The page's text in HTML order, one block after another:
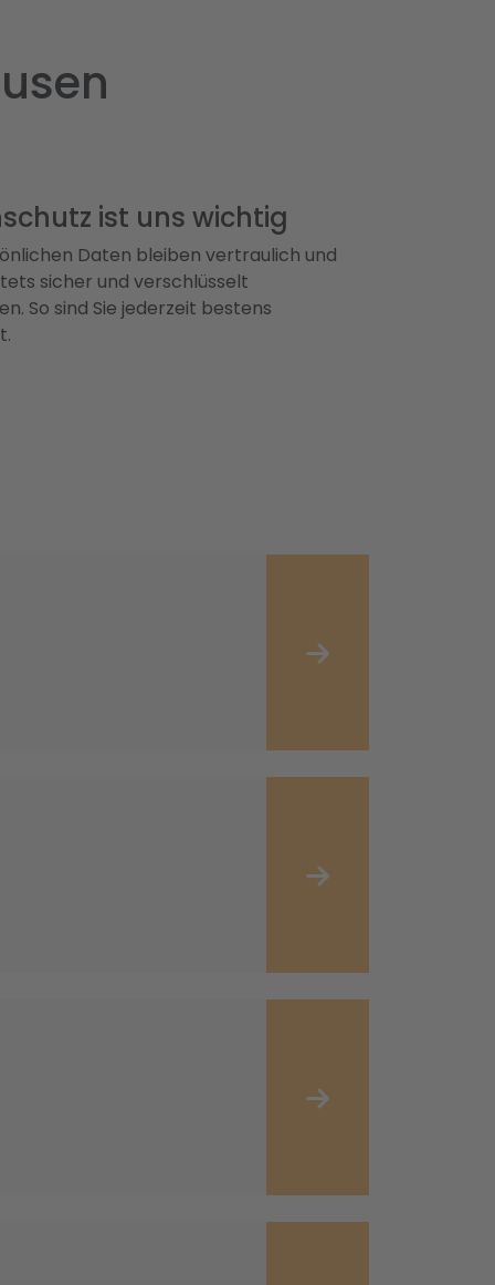
ist uns wichtig
Daten bleiben vertraulich und
sicher und verschlüsselt
So sind Sie jederzeit bestens